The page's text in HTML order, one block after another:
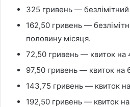
325 гривень —
162,50 гривень —
половину місяця.
72,50 гривень — квиток на
97,50 гривень — квиток на
143,75 гривень — квиток
192,50 гривень — квиток на